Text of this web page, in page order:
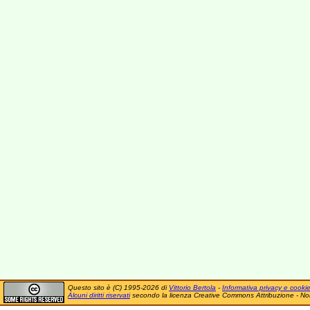
Questo sito è (C) 1995-2026 di Vittorio Bertola - Informativa privacy e cookie
Alcuni diritti riservatisecondo la licenza Creative Commons Attribuzione -